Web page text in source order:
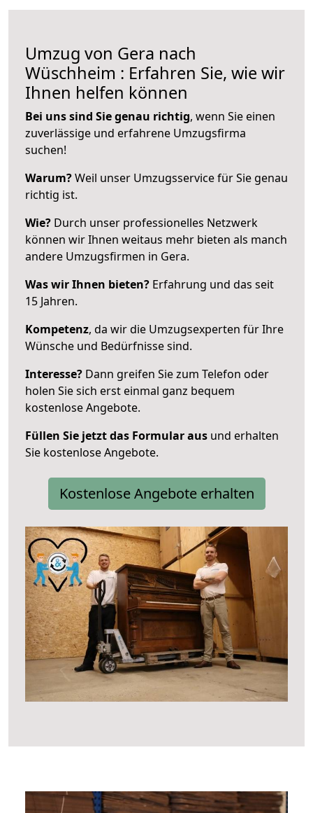
Umzug von Gera nach
Wüschheim : Erfahren Sie, wie wir
Ihnen helfen können
Bei uns sind Sie genau richtig, wenn Sie einen
zuverlässige und erfahrene Umzugsfirma
suchen!
Warum?Weil unser Umzugsservice für Sie genau
richtig ist.
Wie? Durch unser professionelles Netzwerk
können wir Ihnen weitaus mehr bieten als manch
andere Umzugsfirmen in Gera.
Was wir Ihnen bieten? Erfahrung und das seit
15 Jahren.
Kompetenz, da wir die Umzugsexperten für Ihre
Wünsche und Bedürfnisse sind.
Interesse? Dann greifen Sie zum Telefon oder
holen Sie sich erst einmal ganz bequem
kostenlose Angebote.
Füllen Sie jetzt das Formular aus und erhalten
Sie kostenlose Angebote.
Kostenlose Angebote erhalten